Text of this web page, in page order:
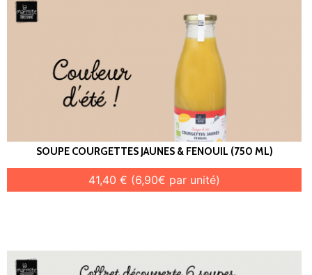
SOUPE COURGETTES JAUNES & FENOUIL (750 ML)
41,40 € (6,90€ par unité)